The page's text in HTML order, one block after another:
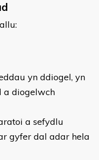
yn ddiogel, yn
a diogelwch
a sefydlu
gyfer dal adar hela